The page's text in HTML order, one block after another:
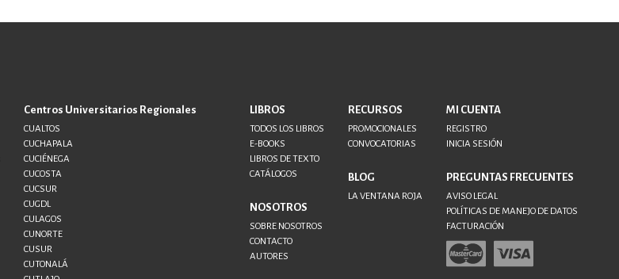
Centros Universitarios Regionales
CUALTOS
CUCHAPALA
CUCIÉNEGA
CUCOSTA
CUCSUR
CUGDL
CULAGOS
CUNORTE
CUSUR
CUTONALÁ
LIBROS
TODOS LOS LIBROS
E-BOOKS
LIBROS DE TEXTO
CATÁLOGOS
NOSOTROS
SOBRE NOSOTROS
CONTACTO
AUTORES
RECURSOS
PROMOCIONALES
CONVOCATORIAS
BLOG
LA VENTANA ROJA
MI CUENTA
REGISTRO
INICIA SESIÓN
PREGUNTAS FRECUENTES
AVISO LEGAL
POLÍTICAS DE MANEJO DE DATOS
FACTURACIÓN